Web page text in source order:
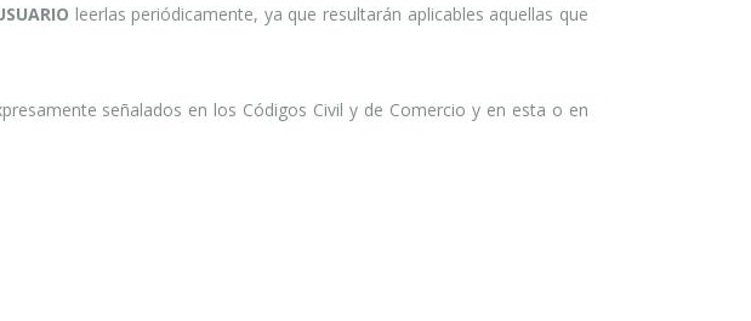
leerlas periódicamente, ya que resultarán aplicables aquellas que
señalados en los Códigos Civil y de Comercio y en esta o en